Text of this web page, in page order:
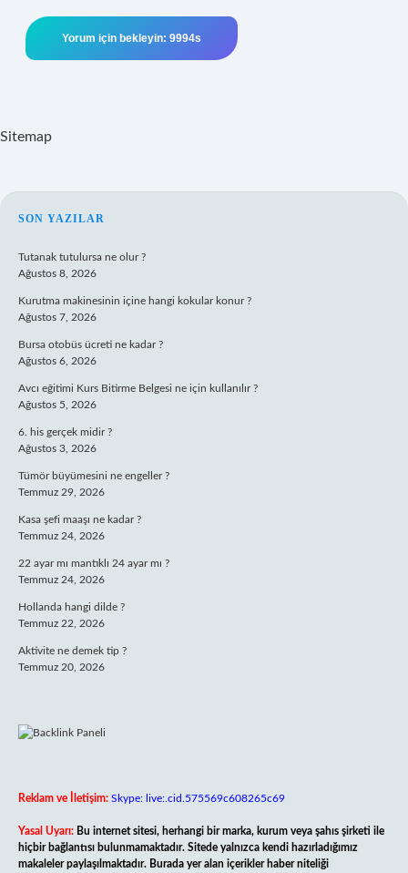
Sitemap
SIDEBAR
SON YAZILAR
Tutanak tutulursa ne olur ?
Ağustos 8, 2026
Kurutma makinesinin içine hangi kokular konur ?
Ağustos 7, 2026
Bursa otobüs ücreti ne kadar ?
Ağustos 6, 2026
Avcı eğitimi Kurs Bitirme Belgesi ne için kullanılır ?
Ağustos 5, 2026
6. his gerçek midir ?
Ağustos 3, 2026
Tümör büyümesini ne engeller ?
Temmuz 29, 2026
Kasa şefi maaşı ne kadar ?
Temmuz 24, 2026
22 ayar mı mantıklı 24 ayar mı ?
Temmuz 24, 2026
Hollanda hangi dilde ?
Temmuz 22, 2026
Aktivite ne demek tip ?
Temmuz 20, 2026
Reklam ve İletişim: Skype: live:.cid.575569c608265c69
Yasal Uyarı: Bu internet sitesi, herhangi bir marka, kurum veya şahıs şirketi ile
hiçbir bağlantısı bulunmamaktadır. Sitede yalnızca kendi hazırladığımız
makaleler paylaşılmaktadır. Burada yer alan içerikler haber niteliği